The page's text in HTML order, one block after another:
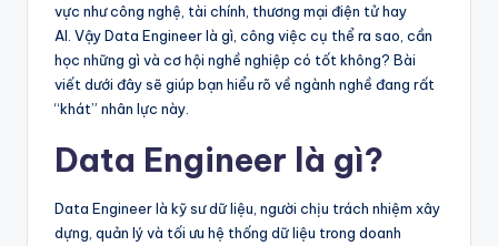
vực như công nghệ, tài chính, thương mại điện tử hay
AI. Vậy Data Engineer là gì, công việc cụ thể ra sao, cần
học những gì và cơ hội nghề nghiệp có tốt không? Bài
viết dưới đây sẽ giúp bạn hiểu rõ về ngành nghề đang rất
“khát” nhân lực này.
Data Engineer là gì?
Data Engineer là kỹ sư dữ liệu, người chịu trách nhiệm xây
dựng, quản lý và tối ưu hệ thống dữ liệu trong doanh